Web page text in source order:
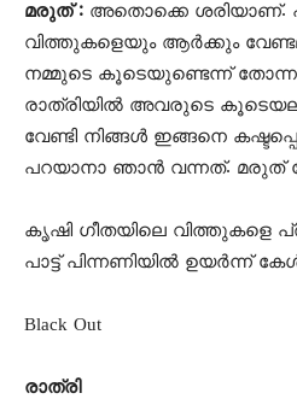
മരുത് : അതൊക്കെ ശരിയാണ്.
വിത്തുകളെയും ആർക്കും
നമ്മുടെ കൂടെയുണ്ടെന്ന്
രാത്രിയിൽ അവരുടെ
വേണ്ടി നിങ്ങൾ ഇങ്ങനെ
പറയാനാ ഞാൻ വന്നത്.
കൃഷി ഗീതയിലെ വിത്തുകളെ
പാട്ട് പിന്നണിയിൽ ഉയർന്ന്
Black Out
രാത്രി